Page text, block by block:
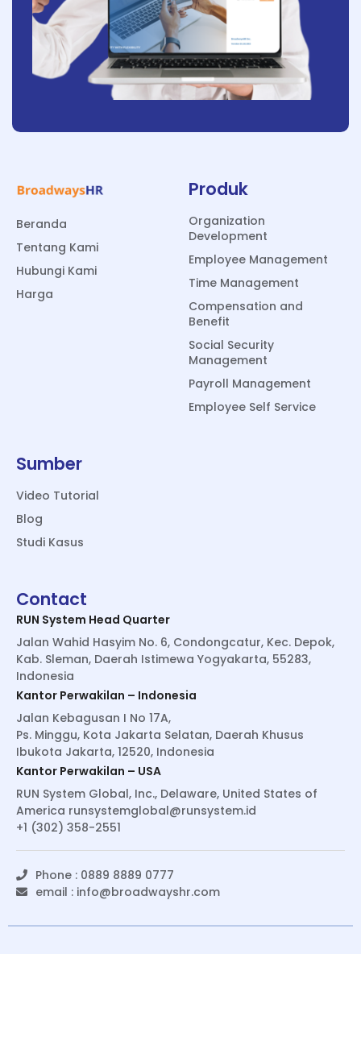
Beranda
Tentang Kami
Hubungi Kami
Harga
Produk
Organization
Development
Employee Management
Time Management
Compensation and
Benefit
Social Security
Management
Payroll Management
Employee Self Service
Sumber
Video Tutorial
Blog
Studi Kasus
Contact
RUN System Head Quarter
Jalan Wahid Hasyim No. 6, Condongcatur, Kec. Depok,
Kab. Sleman, Daerah Istimewa Yogyakarta, 55283,
Indonesia
Kantor Perwakilan – Indonesia
Jalan Kebagusan I No 17A,
Ps. Minggu, Kota Jakarta Selatan, Daerah Khusus
Ibukota Jakarta, 12520, Indonesia
Kantor Perwakilan – USA
RUN System Global, Inc., Delaware, United States of
America runsystemglobal@runsystem.id
+1 (302) 358-2551
Phone : 0889 8889 0777
email : info@broadwayshr.com